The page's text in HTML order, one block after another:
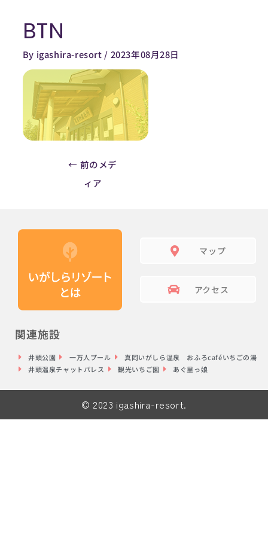
BTN
By igashira-resort / 2023年08月28日
Post
navigation
← 前のメデ
ィア
マップ
アクセス
関連施設
井頭公園 一万人プール
真岡いがしら温泉 おふろcaféいちごの湯
井頭温泉チャットパレス
観光いちご園 あぐ里っ娘
© 2023 igashira-resort.